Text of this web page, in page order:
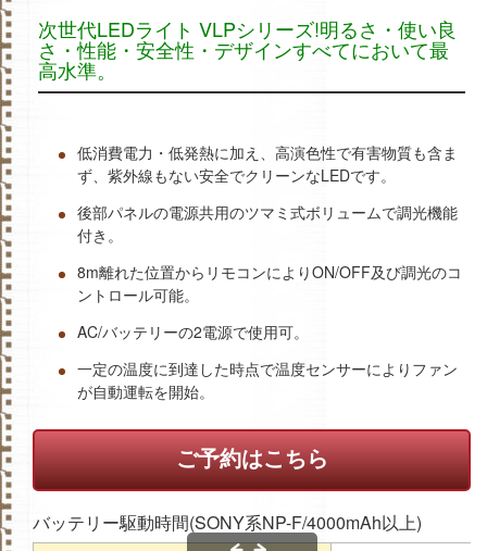
次世代LEDライト VLPシリーズ!明るさ・使い良
さ・性能・安全性・デザインすべてにおいて最
高水準。
低消費電力・低発熱に加え、高演色性で有害物質も含ま
ず、紫外線もない安全でクリーンなLEDです。
後部パネルの電源共用のツマミ式ボリュームで調光機能
付き。
8m離れた位置からリモコンによりON/OFF及び調光のコ
ントロール可能。
AC/バッテリーの2電源で使用可。
一定の温度に到達した時点で温度センサーによりファン
が自動運転を開始。
ご予約はこちら
バッテリー駆動時間(SONY系NP-F/4000mAh以上)